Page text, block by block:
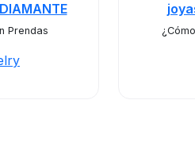
Prendas